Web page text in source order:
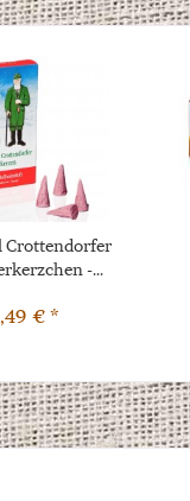
Crottendorfer
-...
€ *